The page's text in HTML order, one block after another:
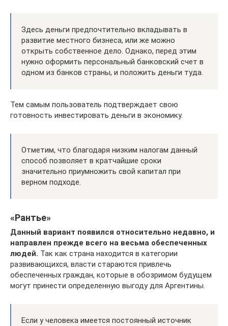
Здесь деньги предпочтительно вкладывать в
развитие местного бизнеса, или же можно
открыть собственное дело. Однако, перед этим
нужно оформить персональный банковский счет в
одном из банков страны, и положить деньги туда.
Тем самым пользователь подтверждает свою
готовность инвестировать деньги в экономику.
Отметим, что благодаря низким налогам данный
способ позволяет в кратчайшие сроки
значительно приумножить свой капитал при
верном подходе.
«Рантье»
Данный вариант появился относительно недавно, и
направлен прежде всего на весьма обеспеченных
людей. Так как страна находится в категории
развивающихся, власти стараются привлечь
обеспеченных граждан, которые в обозримом будущем
могут принести определенную выгоду для Аргентины.
Если у человека имеется постоянный источник